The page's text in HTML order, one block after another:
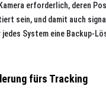
erforderlich, deren
sein, und damit auch
System eine Backup-
fürs Tracking